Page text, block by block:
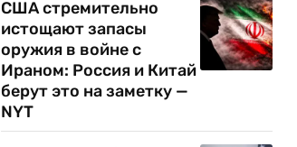
США стремительно
истощают запасы
оружия в войне с
Ираном: Россия и Китай
берут это на заметку —
NYT